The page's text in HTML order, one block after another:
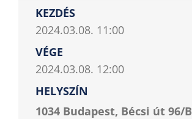
KEZDÉS
2024.03.08. 11:00
VÉGE
2024.03.08. 12:00
HELYSZÍN
1034 Budapest, Bécsi út 96/B